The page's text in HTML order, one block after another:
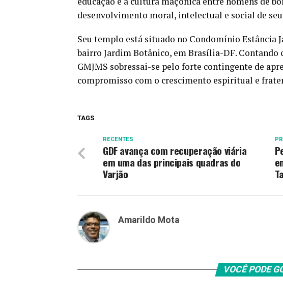
desenvolvimento moral, intelectual e social de
Seu templo está situado no Condomínio Estância
bairro Jardim Botânico, em Brasília-DF. Contando
GMJMS sobressai-se pelo forte contingente de
compromisso com o crescimento espiritual e
TAGS
RECENTES
GDF avança com recuperação viária
em uma das principais quadras do
Varjão
Amarildo Mota
VOCÊ PODE